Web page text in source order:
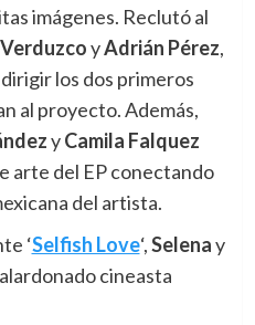
imágenes. Reclutó al
yAdrián Pérez,
los dos primeros
al proyecto. Además,
yCamila Falquez
arte del EP conectando
del artista.
‘Selfish Love‘,Selenay
cineasta